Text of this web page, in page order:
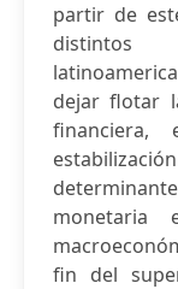
partir de
distintos
dejar flotar
monetaria
fin del